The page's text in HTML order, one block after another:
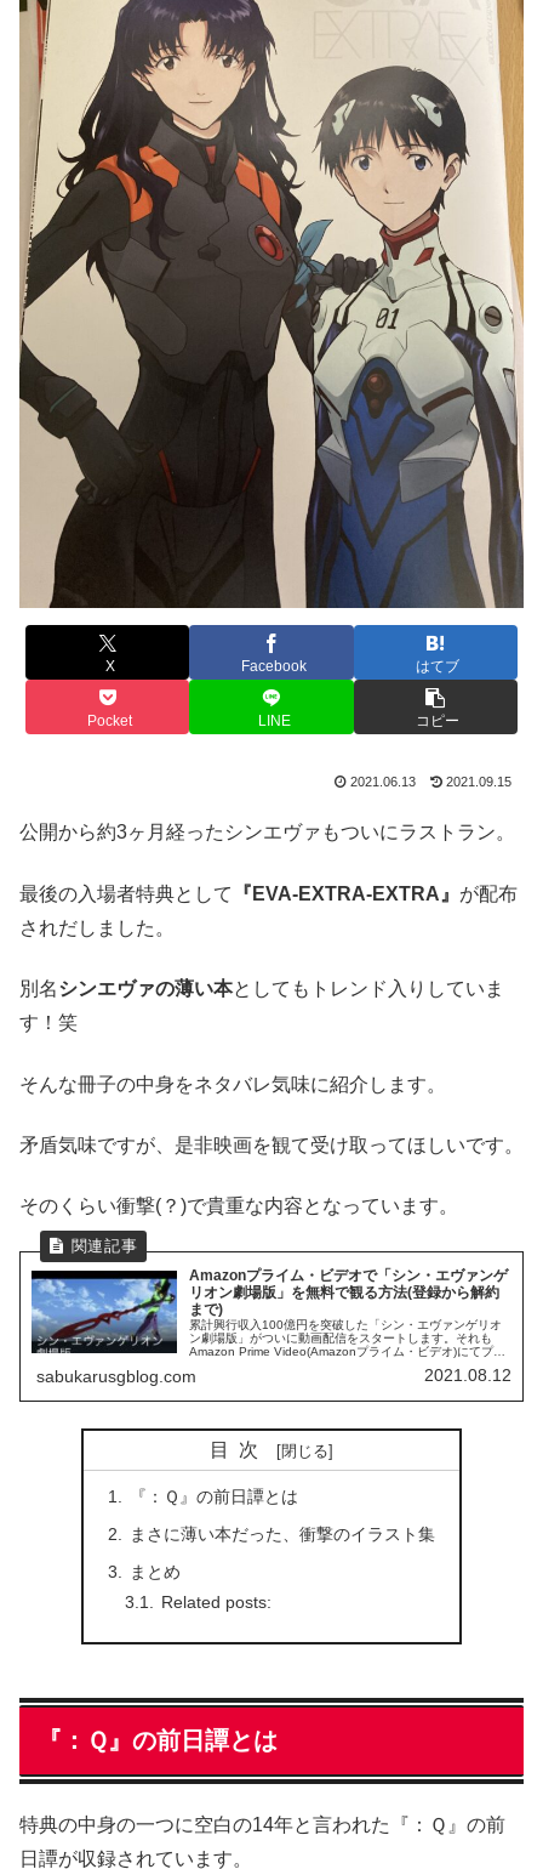
X Facebook はてブ
Pocket LINE コピー
2021.06.13 2021.09.15
公開から約3ヶ月経ったシンエヴァもついにラストラン。
最後の入場者特典として 『EVA-EXTRA-EXTRA』 が配布
されだしました。
別名シンエヴァの薄い本としてもトレンド入りしていま
す！笑
そんな冊子の中身をネタバレ気味に紹介します。
矛盾気味ですが、是非映画を観て受け取ってほしいです。
そのくらい衝撃(？)で貴重な内容となっています。
Amazonプライム・ビデオで「シン・エヴァンゲ
リオン劇場版」を無料で観る方法(登録から解約
まで)
累計興行収入100億円を突破した「シン・エヴァンゲリオ
ン劇場版」がついに動画配信をスタートします。それも
Amazon Prime Video(Amazonプライム・ビデオ)にてプラ
民は歓喜...
sabukarusgblog.com 2021.08.12
目次
『：Ｑ』の前日譚とは
まさに薄い本だった、衝撃のイラスト集
まとめ
Related posts:
『：Ｑ』の前日譚とは
特典の中身の一つに空白の14年と言われた『：Ｑ』の前
日譚が収録されています。